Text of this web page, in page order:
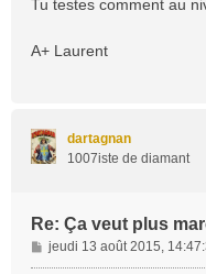
Tu testes comment au
A+ Laurent
dartagnan
1007iste de diamant
Re: Ça veut plus
M
e
jeudi 13 août 2015,